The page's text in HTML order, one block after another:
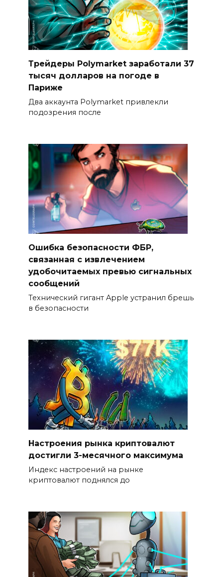
Трейдеры Polymarket заработали 37
тысяч долларов на погоде в
Париже
Два аккаунта Polymarket привлекли
подозрения после
Ошибка безопасности ФБР,
связанная с извлечением
удобочитаемых превью сигнальных
сообщений
Технический гигант Apple устранил брешь
в безопасности
Настроения рынка криптовалют
достигли 3-месячного максимума
Индекс настроений на рынке
криптовалют поднялся до